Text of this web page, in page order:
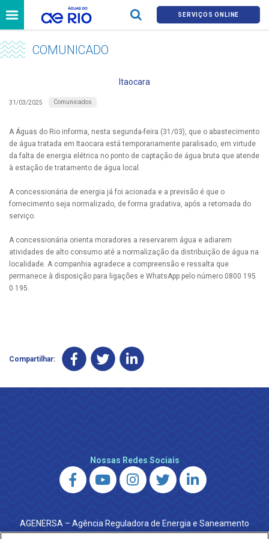
SERVIÇOS ONLINE
COMUNICADO
Itaocara
31/03/2025 Comunicados
A Águas do Rio informa, nesta segunda-feira (31/03), que o abastecimento
de água tratada em Itaocara está temporariamente paralisado, em virtude
da falta de energia elétrica no ponto de captação de água bruta que atende
à estação de tratamento de água local.
A concessionária de energia já foi acionada e a previsão é que o
fornecimento seja normalizado, de forma gradativa, após a retomada do
serviço.
A concessionária orienta moradores a reservarem água e adiarem
atividades de alto consumo até a normalização da distribuição de água na
localidade. A companhia agradece a compreensão e ressalta que
permanece à disposição para ligações e WhatsApp pelo número 0800 195
0 195.
Compartilhar:
Nossas Redes Sociais
AGENERSA – Agência Reguladora de Energia e Saneamento
do Estado do Rio de Janeiro